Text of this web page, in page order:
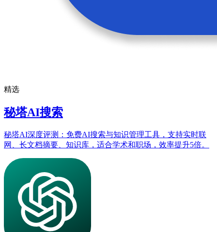
精选
秘塔AI搜索
秘塔AI深度评测：免费AI搜索与知识管理工具，支持实时联
网、长文档摘要、知识库，适合学术和职场，效率提升5倍。